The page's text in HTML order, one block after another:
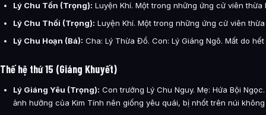
Lý Chu Tốn (Trọng): Luyện Khí. Một trong những ứng cử viên thừa
Lý Chu Thối (Trọng): Luyện Khí. Một trong những ứng cử viên
Lý Chu Hoạn (Bá): Cha: Lý Thừa Đổ. Con: Lý Giáng Ngô. Mất do hết
Thế hệ thứ 15 (Giáng Khuyết)
Lý Giáng Yêu (Trọng): Con trưởng Lý Chu Nguy. Mẹ: Hứa Bội
ảnh hưởng của Kim Tính nên giống yêu quái, bị nhốt trên núi